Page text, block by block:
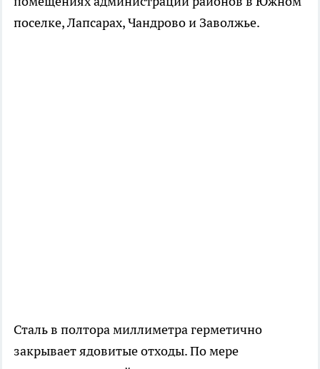
поселке, Лапсарах, Чандрово и Заволжье.
Сталь в полтора миллиметра герметично
закрывает ядовитые отходы. По мере